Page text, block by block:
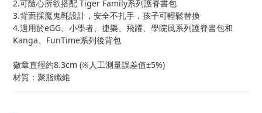
2.可隨心所欲搭配 Tiger Family系列護脊書包
3.背面採魔鬼氈設計，安全不扎手，孩子可輕鬆替換
4.適用於eGG、小學者、捷樂、飛躍、學院風系列護脊書包和
Kanga、FunTime系列後背包
徽章直徑約8.3cm (※人工測量誤差值±5%)
材質：聚脂纖維